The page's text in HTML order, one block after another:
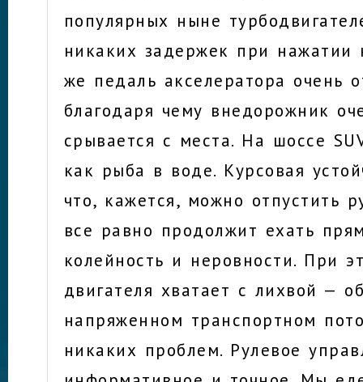
популярных ныне
никаких задержек при нажатии
же педаль акселератора очень
благодаря чему внедорожник
срывается с места. На шоссе
как рыба в воде. Курсовая
что, кажется, можно отпустить
все равно продолжит ехать
колейность и неровности. При
двигателя хватает с лихвой —
напряженном транспортном
никаких проблем. Рулевое